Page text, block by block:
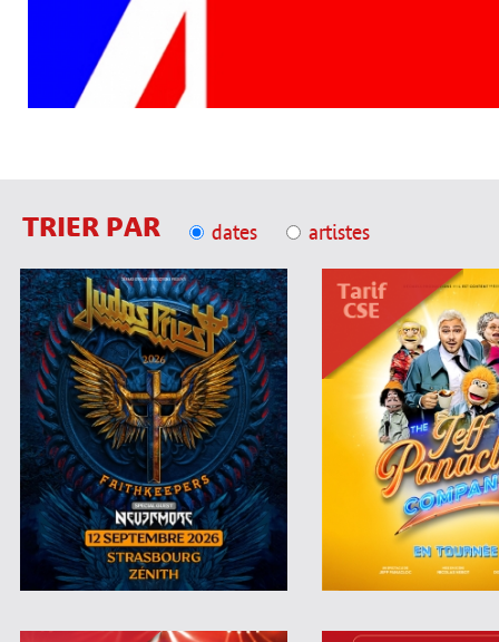
TRIER PAR dates artistes